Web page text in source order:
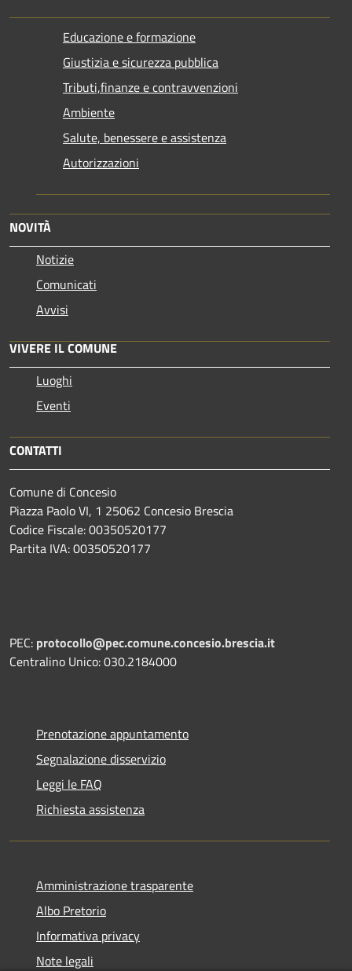
Educazione e formazione
Giustizia e sicurezza pubblica
Tributi,finanze e contravvenzioni
Ambiente
Salute, benessere e assistenza
Autorizzazioni
NOVITÀ
Notizie
Comunicati
Avvisi
VIVERE IL COMUNE
Luoghi
Eventi
CONTATTI
Comune di Concesio
Piazza Paolo VI, 1 25062 Concesio Brescia
Codice Fiscale: 00350520177
Partita IVA: 00350520177
PEC: protocollo@pec.comune.concesio.brescia.it
Centralino Unico: 030.2184000
Prenotazione appuntamento
Segnalazione disservizio
Leggi le FAQ
Richiesta assistenza
Amministrazione trasparente
Albo Pretorio
Informativa privacy
Note legali